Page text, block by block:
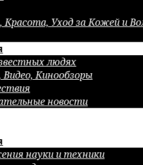
Красота, Уход за Кожей и
людях
Кинообзоры
новости
науки и техники